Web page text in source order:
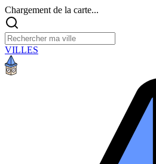
Chargement de la carte...
VILLES